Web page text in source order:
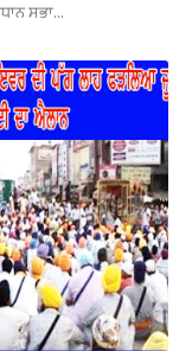
ਸਭਾ…